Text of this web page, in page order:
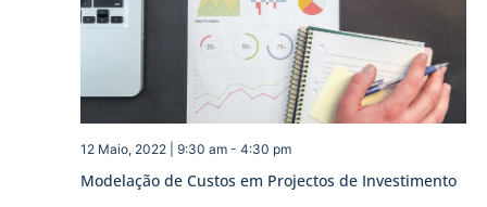
Modelação de Custos em Projectos de Investimento
12 Maio, 2022 | 9:30 am- 4:30 pm